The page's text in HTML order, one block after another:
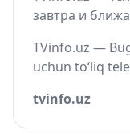
завтра и
TVinfo.uz —
uchun to‘liq
tvinfo.uz